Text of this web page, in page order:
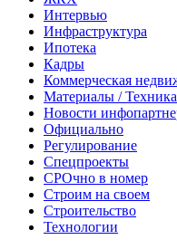
Интервью
Инфраструктура
Ипотека
Кадры
Коммерческая
Материалы / Техника
Новости
Официально
Регулирование
Спецпроекты
СРОчно в номер
Строим на своем
Строительство
Технологии